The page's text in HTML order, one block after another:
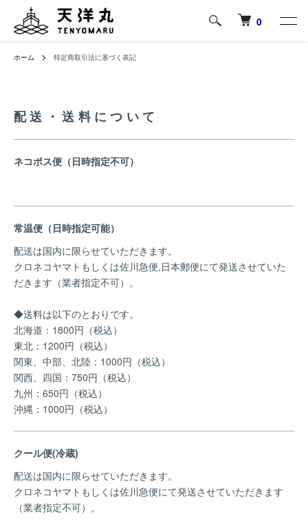
0
ホーム 特定商取引法に基づく表記
配送・送料について
ネコポス便（日時指定不可）
常温便（日時指定可能）
配送は国内に限らせていただきます。
クロネコヤマトもしくは佐川急便,日本郵便にて発送させていた
だきます（業者指定不可）。
◆送料は以下のとおりです。
北海道：1800円（税込）
東北：1200円（税込）
関東、中部、北陸：1000円（税込）
関西、四国：750円（税込）
九州：650円（税込）
沖縄：1000円（税込）
クール便(冷蔵)
配送は国内に限らせていただきます。
クロネコヤマトもしくは佐川急便にて発送させていただきます
（業者指定不可）。